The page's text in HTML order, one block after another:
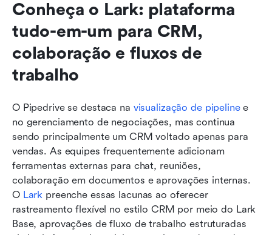
Conheça o Lark: plataforma
tudo-em-um para CRM,
colaboração e fluxos de
trabalho
O Pipedrive se destaca na visualização de pipeline e
no gerenciamento de negociações, mas continua
sendo principalmente um CRM voltado apenas para
vendas. As equipes frequentemente adicionam
ferramentas externas para chat, reuniões,
colaboração em documentos e aprovações internas.
O Lark preenche essas lacunas ao oferecer
rastreamento flexível no estilo CRM por meio do Lark
Base, aprovações de fluxo de trabalho estruturadas